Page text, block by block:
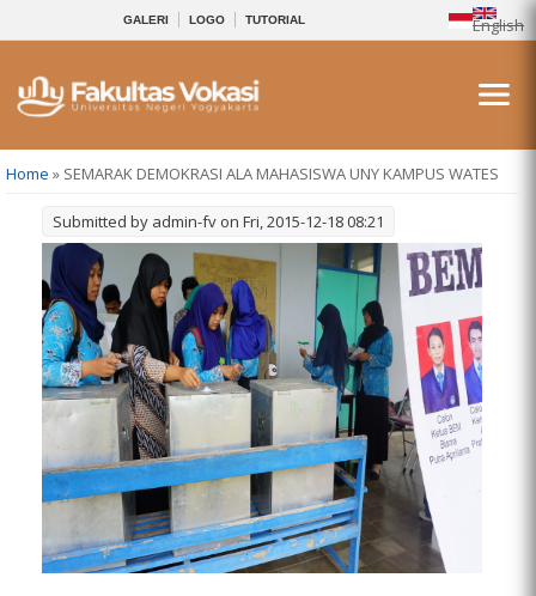
English
GALERI LOGO TUTORIAL
You are here
Home » SEMARAK DEMOKRASI ALA MAHASISWA UNY KAMPUS WATES
Submitted by admin-fv on Fri, 2015-12-18 08:21